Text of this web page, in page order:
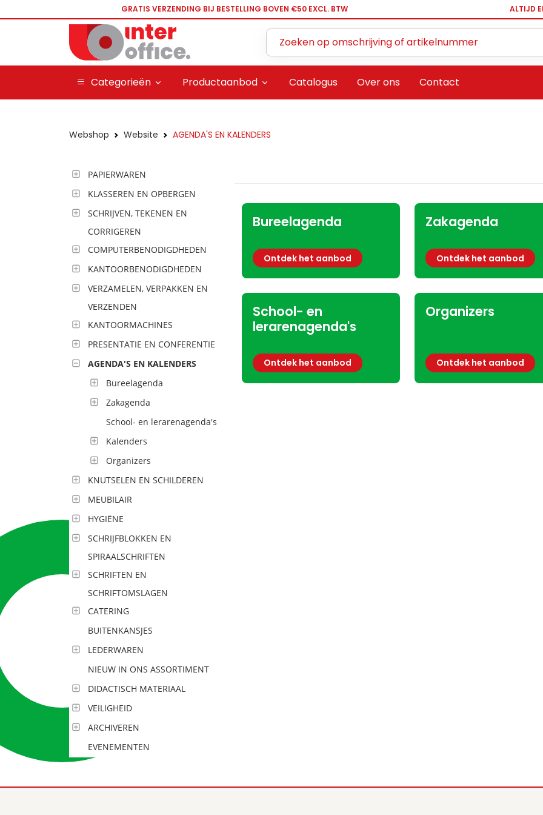
GRATIS VERZENDING BIJ BESTELLING BOVEN €50 EXCL. BTW ALTIJD
Categorieën Productaanbod Catalogus Over ons Contact
Webshop Website AGENDA'S EN KALENDERS
PAPIERWAREN
KLASSEREN EN OPBERGEN
SCHRIJVEN, TEKENEN EN
CORRIGEREN
COMPUTERBENODIGDHEDEN
KANTOORBENODIGDHEDEN
VERZAMELEN, VERPAKKEN EN
VERZENDEN
KANTOORMACHINES
PRESENTATIE EN CONFERENTIE
AGENDA'S EN KALENDERS
Bureelagenda
Zakagenda
School- en lerarenagenda's
Kalenders
Organizers
KNUTSELEN EN SCHILDEREN
MEUBILAIR
HYGIËNE
SCHRIJFBLOKKEN EN
SPIRAALSCHRIFTEN
SCHRIFTEN EN
SCHRIFTOMSLAGEN
CATERING
BUITENKANSJES
LEDERWAREN
NIEUW IN ONS ASSORTIMENT
DIDACTISCH MATERIAAL
VEILIGHEID
ARCHIVEREN
EVENEMENTEN
Bureelagenda
Ontdek het aanbod
Zakagenda
Ontdek het aanbod
School- en
lerarenagenda's
Ontdek het aanbod
Organizers
Ontdek het aanbod